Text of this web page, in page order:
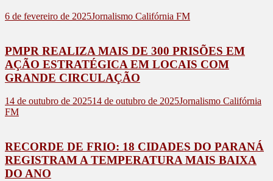
6 de fevereiro de 2025Jornalismo Califórnia FM
PMPR REALIZA MAIS DE 300 PRISÕES EM
AÇÃO ESTRATÉGICA EM LOCAIS COM
GRANDE CIRCULAÇÃO
14 de outubro de 202514 de outubro de 2025Jornalismo Califórnia
FM
RECORDE DE FRIO: 18 CIDADES DO PARANÁ
REGISTRAM A TEMPERATURA MAIS BAIXA
DO ANO